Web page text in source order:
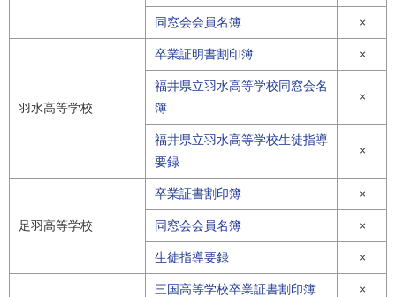
同窓会会員名簿 ×
羽水高等学校
卒業証明書割印簿 ×
福井県立羽水高等学校同窓会名
簿
×
福井県立羽水高等学校生徒指導
要録
×
足羽高等学校
卒業証書割印簿 ×
同窓会会員名簿 ×
生徒指導要録 ×
三国高等学校卒業証書割印簿 ×